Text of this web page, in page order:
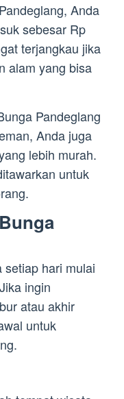
Anda
sebesar Rp
terjangkau jika
alam yang bisa
Pandeglang
Anda juga
lebih murah.
untuk
setiap hari mulai
ingin
atau akhir
untuk